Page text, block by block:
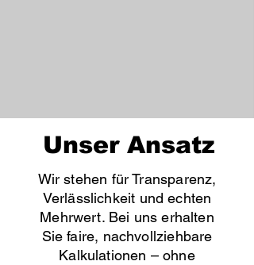
Unser Ansatz
Wir stehen für Transparenz,
Verlässlichkeit und echten
Mehrwert. Bei uns erhalten
Sie faire, nachvollziehbare
Kalkulationen – ohne